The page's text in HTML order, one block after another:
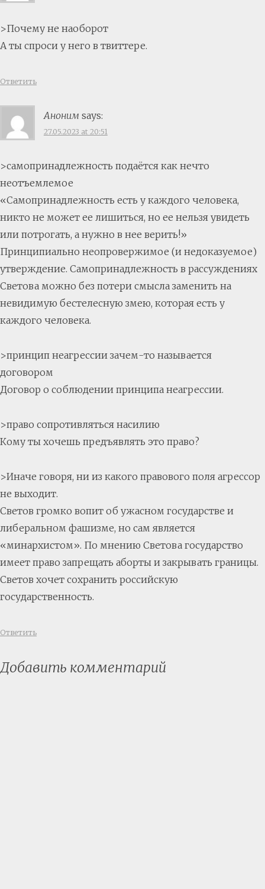
>Почему не наоборот
А ты спроси у него в твиттере.
Ответить
Аноним says:
27.05.2023 at 20:51
>самопринадлежность подаётся как нечто
неотъемлемое
«Самопринадлежность есть у каждого человека,
никто не может ее лишиться, но ее нельзя увидеть
или потрогать, а нужно в нее верить!»
Принципиально неопровержимое (и недоказуемое)
утверждение. Самопринадлежность в рассуждениях
Светова можно без потери смысла заменить на
невидимую бестелесную змею, которая есть у
каждого человека.
>принцип неагрессии зачем-то называется
договором
Договор о соблюдении принципа неагрессии.
>право сопротивляться насилию
Кому ты хочешь предъявлять это право?
>Иначе говоря, ни из какого правового поля агрессор
не выходит.
Светов громко вопит об ужасном государстве и
либеральном фашизме, но сам является
«минархистом». По мнению Светова государство
имеет право запрещать аборты и закрывать границы.
Светов хочет сохранить российскую
государственность.
Ответить
Добавить комментарий